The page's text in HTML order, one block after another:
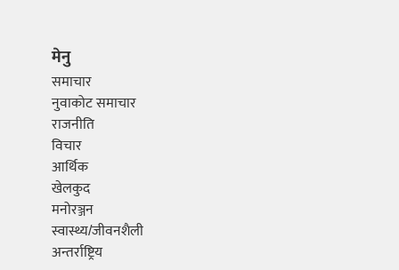
मेनु
समाचार
नुवाकोट समाचार
राजनीति
विचार
आर्थिक
खेलकुद
मनोरञ्जन
स्वास्थ्य/जीवनशैली
अन्तर्राष्ट्रिय